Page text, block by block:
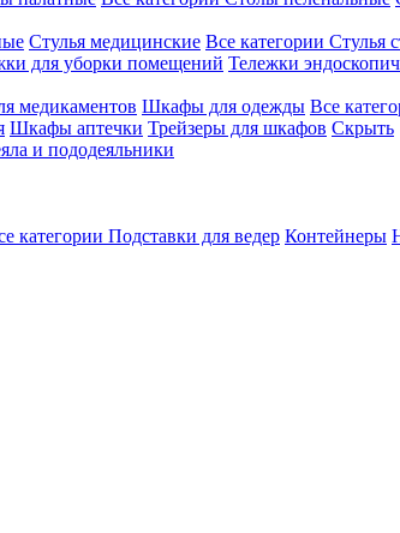
Стулья медицинские Все категории Стулья
для уборки помещений Тележки
медикаментов Шкафы для одежды Все
Шкафы аптечки Трейзеры для шкафов Скрыть
и пододеяльники
категории Подставки для ведер Контейнеры